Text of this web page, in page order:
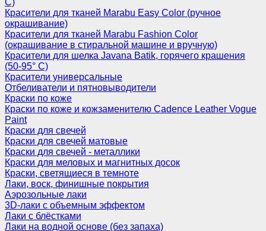
С)
Красители для тканей Marabu Easy Color (ручное
окрашивание)
Красители для тканей Marabu Fashion Color
(окрашивание в стиральной машине и вручную)
Красители для шелка Javana Batik, горячего крашения
(50-95° С)
Красители универсальные
Отбеливатели и пятновыводители
Краски по коже
Краски по коже и кожзаменителю Cadence Leather Vogue
Paint
Краски для свечей
Краски для свечей матовые
Краски для свечей - металлики
Краски для меловых и магнитных досок
Краски, светящиеся в темноте
Лаки, воск, финишные покрытия
Аэрозольные лаки
3D-лаки с объемным эффектом
Лаки с блёстками
Лаки на водной основе (без запаха)